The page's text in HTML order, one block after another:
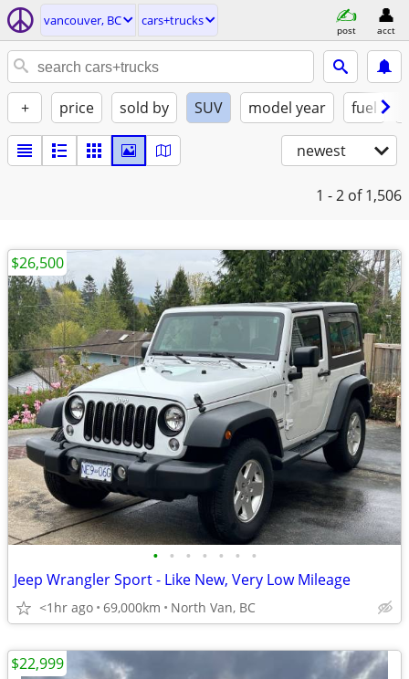
vancouver, BC cars+trucks
post acct
+ price sold by SUV model year fuel
newest
1 - 2 of 1,506
• • • • • • •
Jeep Wrangler Sport - Like New, Very Low Mileage
<1hr ago 69,000km North Van, BC
$26,500
$22,999